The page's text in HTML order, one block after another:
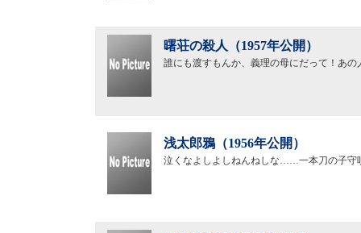
曙荘の殺人（1957年公開）
誰にも渡すもんか、義理の母にだって！あ
浅太郎鴉（1956年公開）
泣くなよしよしねんねしな……一本刀の子守